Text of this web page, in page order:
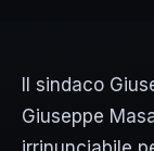
Il sindaco
Giuseppe